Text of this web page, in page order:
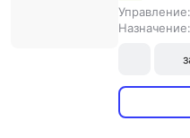
Управление:
Назначение: